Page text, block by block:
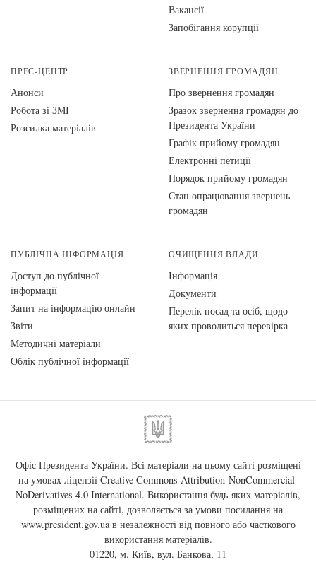
Вакансії
Запобігання корупції
ПРЕС-ЦЕНТР
Анонси
Робота зі ЗМІ
Розсилка матеріалів
ЗВЕРНЕННЯ ГРОМАДЯН
Про звернення громадян
Зразок звернення громадян до
Президента України
Графік прийому громадян
Електронні петиції
Порядок прийому громадян
Стан опрацювання звернень
громадян
ПУБЛІЧНА ІНФОРМАЦІЯ
Доступ до публічної
інформації
Запит на інформацію онлайн
Звіти
Методичні матеріали
Облік публічної інформації
ОЧИЩЕННЯ ВЛАДИ
Інформація
Документи
Перелік посад та осіб, щодо
яких проводиться перевірка
Офіс Президента України. Всі матеріали на цьому сайті розміщені
на умовах ліцензії Creative Commons Attribution-NonCommercial-
NoDerivatives 4.0 International. Використання будь-яких матеріалів,
розміщених на сайті, дозволяється за умови посилання на
www.president.gov.uaв незалежності від повного або часткового
використання матеріалів.
01220, м. Київ, вул. Банкова, 11